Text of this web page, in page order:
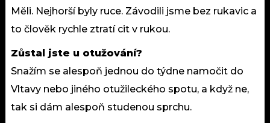
Měli. Nejhorší byly ruce. Závodili jsme bez rukavic a
to člověk rychle ztratí cit v rukou.
Zůstal jste u otužování?
Snažím se alespoň jednou do týdne namočit do
Vltavy nebo jiného otužileckého spotu, a když ne,
tak si dám alespoň studenou sprchu.